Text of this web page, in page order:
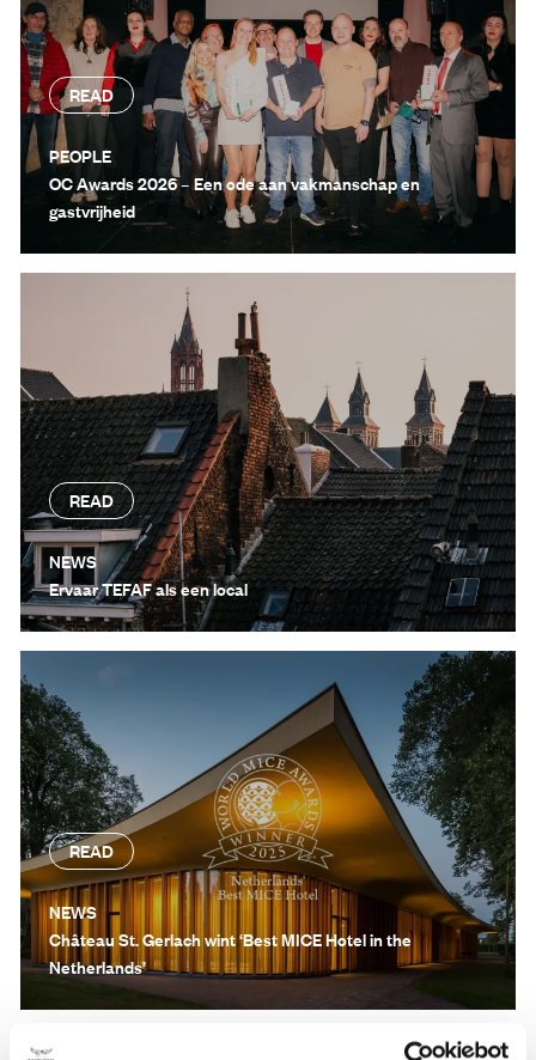
READ
PEOPLE
OC Awards 2026 – Een ode aan vakmanschap en
gastvrijheid
READ
NEWS
Ervaar TEFAF als een local
READ
NEWS
Château St. Gerlach wint ‘Best MICE Hotel in the
Netherlands’